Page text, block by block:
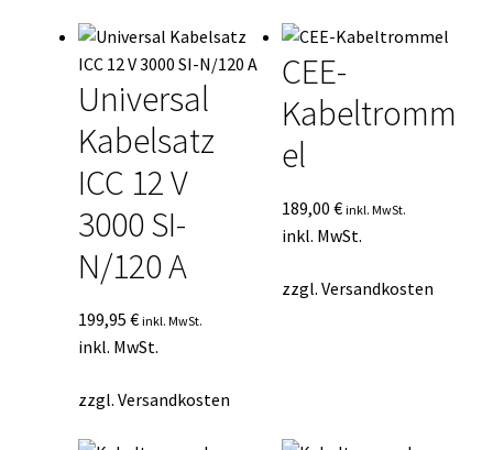
Universal
Kabelsatz
ICC 12 V
3000 SI-
N/120 A
199,95 € inkl. MwSt.
inkl. MwSt.
zzgl. Versandkosten
CEE-
Kabeltromm
el
189,00€ inkl. MwSt.
inkl. MwSt.
zzgl.Versandkosten